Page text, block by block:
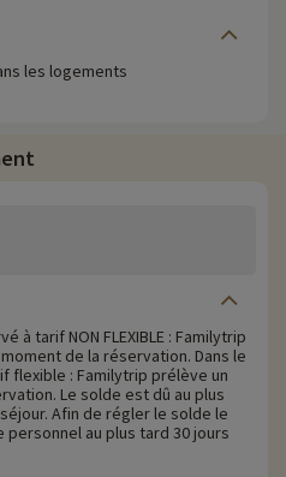
les logements
à tarif NON FLEXIBLE : Familytrip
de la réservation. Dans le
flexible : Familytrip prélève un
Le solde est dû au plus
Afin de régler le solde le
au plus tard 30 jours